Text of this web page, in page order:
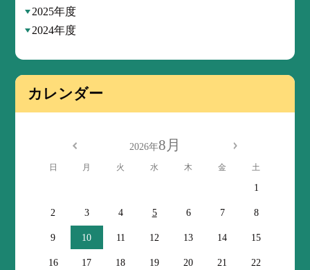
2025年度
2024年度
カレンダー
2026年8月
日 月 火 水 木 金 土
1
2 3 4 5 6 7 8
9 10 11 12 13 14 15
16 17 18 19 20 21 22